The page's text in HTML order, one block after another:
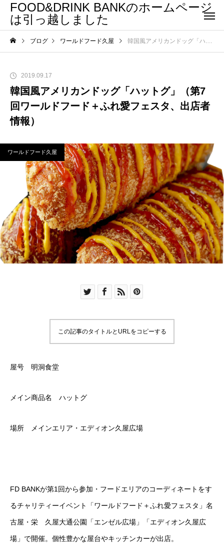
FOOD&DRINK BANKのホームページ
は引っ越しました
ブログ ワールドフード久屋 韓国風アメリカンドッグ「ハットグ」（第7回ワールドフード＋ふれ愛フェスタ、出店者情報）
2019.09.17
韓国風アメリカンドッグ「ハットグ」（第7
回ワールドフード＋ふれ愛フェスタ、出店者
情報）
ワールドフード久屋
この記事のタイトルとURLをコピーする
屋号 明洞食堂
メイン商品名 ハットグ
場所 メインエリア・エディオン久屋広場
FD BANKが第1回から参加・フードエリアのコーディネートをす
るチャリティーイベント「ワールドフード＋ふれ愛フェスタ」名
古屋・栄 久屋大通公園「エンゼル広場」「エディオン久屋広
場」で開催。個性豊かな屋台やキッチンカーが出店。